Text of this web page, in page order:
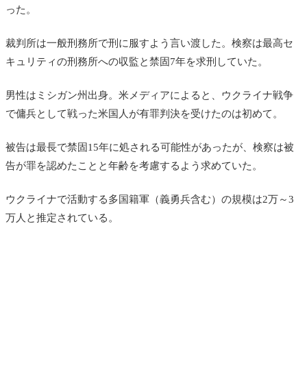
った。
裁判所は一般刑務所で刑に服すよう言い渡した。検察は最高セ
キュリティの刑務所への収監と禁固7年を求刑していた。
男性はミシガン州出身。米メディアによると、ウクライナ戦争
で傭兵として戦った米国人が有罪判決を受けたのは初めて。
被告は最長で禁固15年に処される可能性があったが、検察は被
告が罪を認めたことと年齢を考慮するよう求めていた。
ウクライナで活動する多国籍軍（義勇兵含む）の規模は2万～3
万人と推定されている。